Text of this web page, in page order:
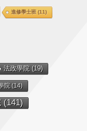
進修學士班(11)
法政學院 (19)
院(14)
(141)